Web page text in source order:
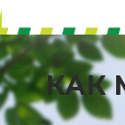
КАК